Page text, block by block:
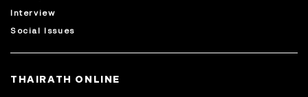
Interview
Social Issues
THAIRATH ONLINE